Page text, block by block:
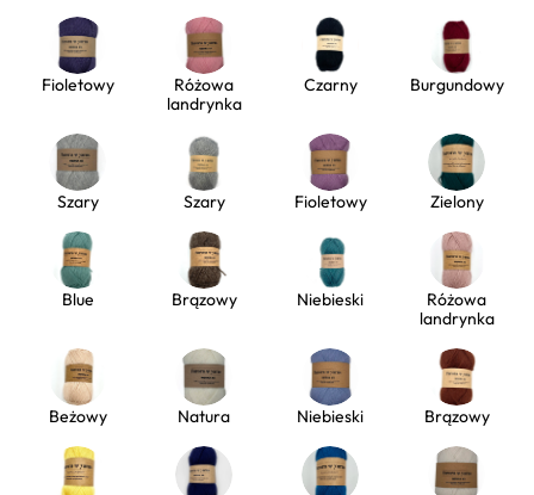
Fioletowy
Różowa
landrynka
Czarny Burgundowy
Szary Szary Fioletowy Zielony
Blue Brązowy Niebieski
Różowa
landrynka
Beżowy Natura Niebieski Brązowy